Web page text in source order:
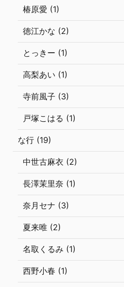
椿原愛 (1)
徳江かな (2)
とっきー (1)
高梨あい (1)
寺前風子 (3)
戸塚こはる (1)
な行 (19)
中世古麻衣 (2)
長澤茉里奈 (1)
奈月セナ (3)
夏来唯 (2)
名取くるみ (1)
西野小春 (1)